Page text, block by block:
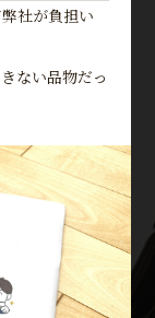
社が負担い
ない品物だっ